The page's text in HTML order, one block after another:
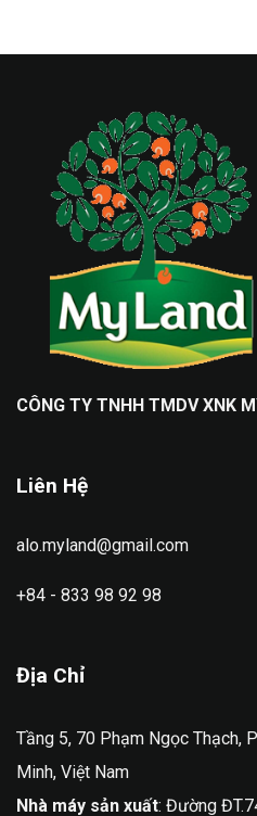
CÔNG TY TNHH TMDV XNK
Liên Hệ
alo.myland@gmail.com
+84 - 833 98 92 98
Địa Chỉ
Tầng 5, 70 Phạm Ngọc Thạch,
Minh, Việt Nam
Nhà máy sản xuất: Đường